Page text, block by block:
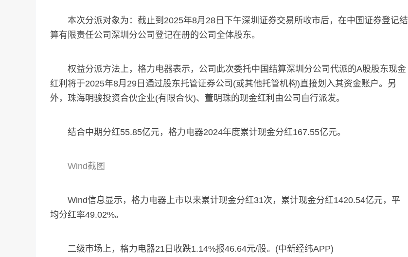
本次分派对象为：截止到2025年8月28日下午深圳证券交易所收市后，在中国证券登记结
算有限责任公司深圳分公司登记在册的公司全体股东。
权益分派方法上，格力电器表示，公司此次委托中国结算深圳分公司代派的A股股东现金
红利将于2025年8月29日通过股东托管证券公司(或其他托管机构)直接划入其资金账户。另
外，珠海明骏投资合伙企业(有限合伙)、董明珠的现金红利由公司自行派发。
结合中期分红55.85亿元，格力电器2024年度累计现金分红167.55亿元。
Wind截图
Wind信息显示，格力电器上市以来累计现金分红31次，累计现金分红1420.54亿元，平
均分红率49.02%。
二级市场上，格力电器21日收跌1.14%报46.64元/股。(中新经纬APP)